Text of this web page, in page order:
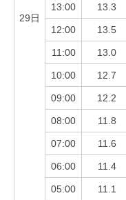
29日
13:00 13.3
12:00 13.5
11:00 13.0
10:00 12.7
09:00 12.2
08:00 11.8
07:00 11.6
06:00 11.4
05:00 11.1